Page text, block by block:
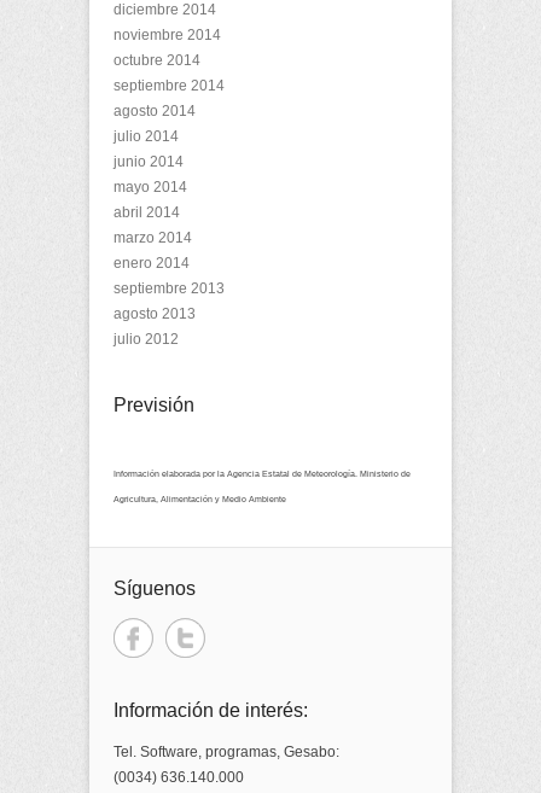
diciembre 2014
noviembre 2014
octubre 2014
septiembre 2014
agosto 2014
julio 2014
junio 2014
mayo 2014
abril 2014
marzo 2014
enero 2014
septiembre 2013
agosto 2013
julio 2012
Previsión
Información elaborada por la Agencia Estatal de Meteorología. Ministerio de
Agricultura, Alimentación y Medio Ambiente
Síguenos
Información de interés:
Tel. Software, programas, Gesabo:
(0034) 636.140.000